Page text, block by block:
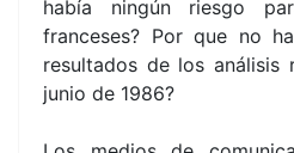
había ningún riesgo
franceses? Por que no
resultados de los análisis
junio de 1986?